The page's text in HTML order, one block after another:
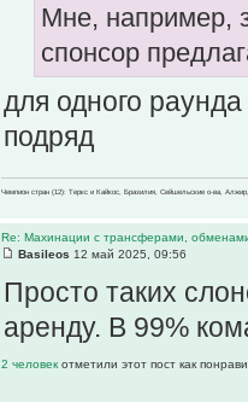
Мне, например,
спонсор
для одного
подряд
Чемпион стран (12): Теркс и Кайкос, Бразилия, Сейшельские о-ва,
Re: Махинации с трансферами,
Basileos 12 май 2025, 09:56
Просто таких
аренду. В 99%
2 человек отметили этот пост как